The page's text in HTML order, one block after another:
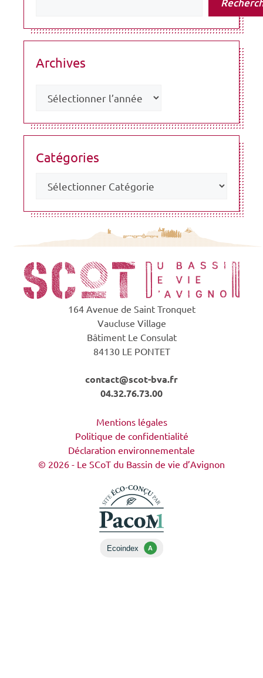
Archives
Catégories
164 Avenue de Saint Tronquet
Vaucluse Village
Bâtiment Le Consulat
84130 LE PONTET
contact@scot-bva.fr
04.32.76.73.00
Mentions légales
Politique de confidentialité
Déclaration environnementale
© 2026 - Le SCoT du Bassin de vie d’Avignon
Ecoindex A